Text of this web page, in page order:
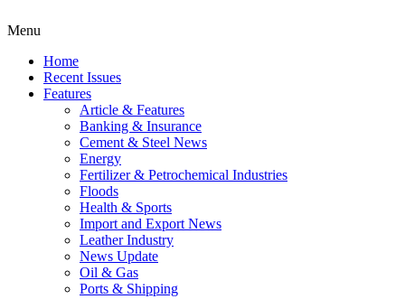
Menu
Home
Recent Issues
Features
Article & Features
Banking & Insurance
Cement & Steel News
Energy
Fertilizer & Petrochemical Industries
Floods
Health & Sports
Import and Export News
Leather Industry
News Update
Oil & Gas
Ports & Shipping